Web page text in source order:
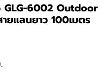
GLG-6002 Outdoor
แลนยาว 100เมตร
,